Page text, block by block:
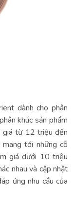
dành cho phân
khúc sản phẩm
giá từ 12 triệu đến
tới những cỗ
giá dưới 10 triệu
nhau và cập nhật
ứng nhu cầu của